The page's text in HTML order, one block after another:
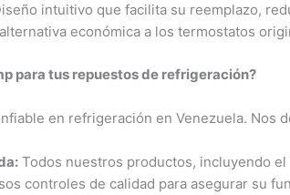
intuitivo que facilita su reemplazo,
económica a los termostatos
para tus repuestos de refrigeración?
en refrigeración en Venezuela. Nos
Todos nuestros productos, incluyendo
controles de calidad para asegurar su